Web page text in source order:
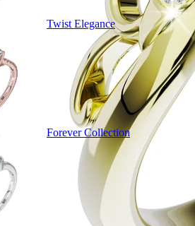
Twist Elegance
Forever Collection